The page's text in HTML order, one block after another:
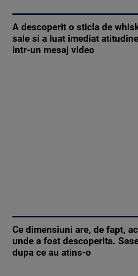
A descoperit o sticla de
sale si a luat imediat
intr-un mesaj video
Ce dimensiuni are, de fapt,
unde a fost descoperita.
dupa ce au atins-o